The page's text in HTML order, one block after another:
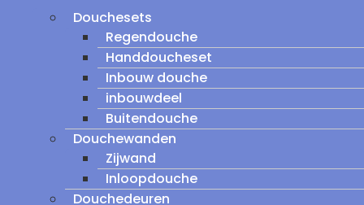
Douchesets
Regendouche
Handdoucheset
Inbouw douche
inbouwdeel
Buitendouche
Douchewanden
Zijwand
Inloopdouche
Douchedeuren